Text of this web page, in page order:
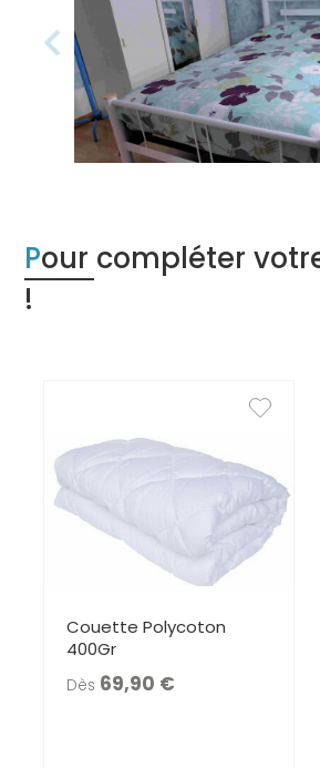
Pour compléter votre sélection
!
Couette Polycoton
400Gr
Dès 69,90